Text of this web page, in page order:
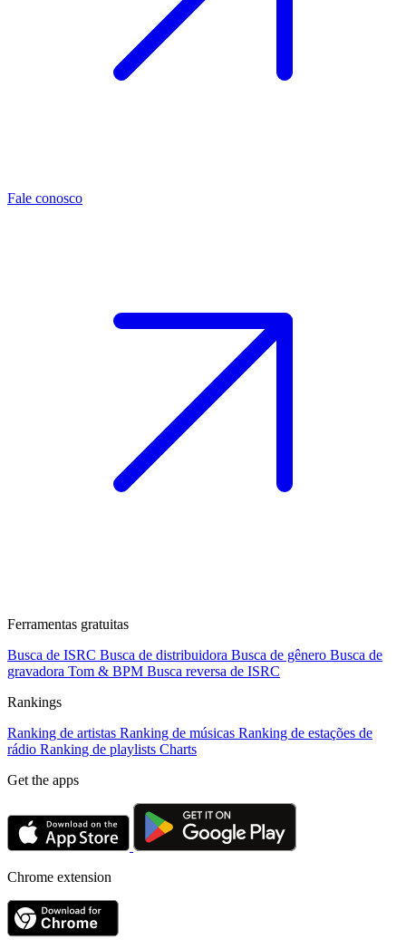
Fale conosco
Ferramentas gratuitas
Busca de ISRC Busca de distribuidora Busca de gênero Busca de
gravadora Tom & BPM Busca reversa de ISRC
Rankings
Ranking de artistas Ranking de músicas Ranking de estações de
rádio Ranking de playlists Charts
Get the apps
Chrome extension